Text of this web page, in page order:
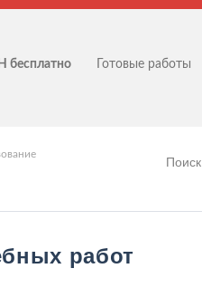
бесплатно Готовые работы
Поиск
работ